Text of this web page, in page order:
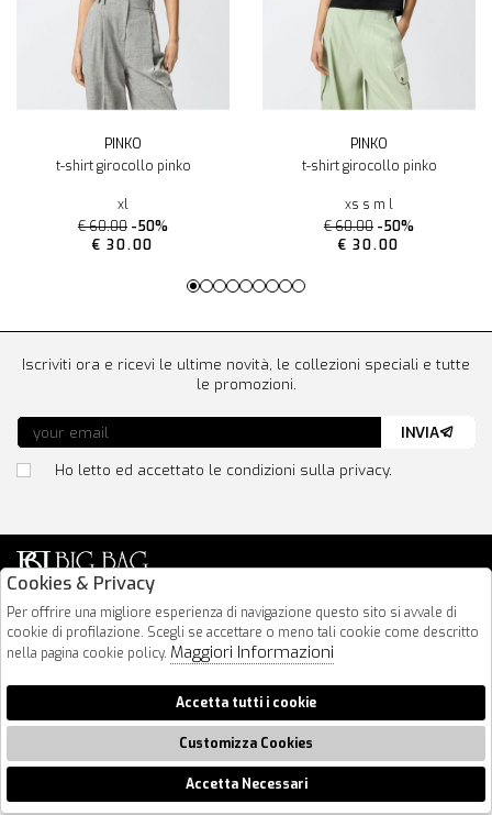
PINKO
t-shirt girocollo pinko
xl
€ 60.00 -50%
€ 30.00
PINKO
t-shirt girocollo pinko
xs s m l
€ 60.00 -50%
€ 30.00
Via Nazionale 183
64026 Roseto Degli Abruzzi
085 8936219
Iscriviti ora e ricevi le ultime novità, le collezioni speciali e tutte
le promozioni.
Ho letto ed accettato le condizioni sulla privacy.
INVIA
2026 BigBag - P.iva : 00916940679 Powered byAteliersocietàgruppo
🍪
Cookies & Privacy
Per offrire una migliore esperienza di navigazione questo sito si avvale di
cookie di profilazione. Scegli se accettare o meno tali cookie come descritto
nella pagina cookie policy. Maggiori Informazioni
Accetta tutti i cookie
Customizza Cookies
Accetta Necessari